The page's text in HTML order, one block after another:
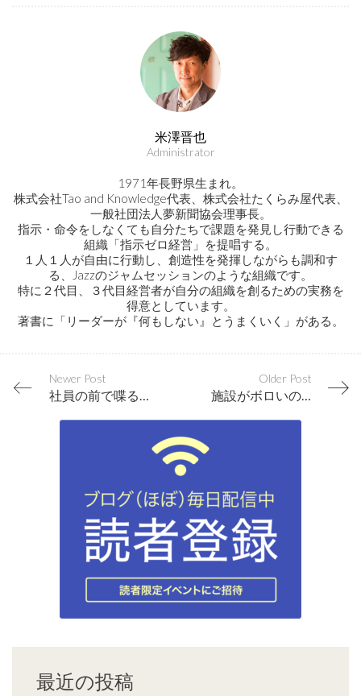
米澤晋也
Administrator
1971年長野県生まれ。
株式会社Tao and Knowledge代表、株式会社たくらみ屋代表、
一般社団法人夢新聞協会理事長。
指示・命令をしなくても自分たちで課題を発見し行動できる
組織「指示ゼロ経営」を提唱する。
１人１人が自由に行動し、創造性を発揮しながらも調和す
る、Jazzのジャムセッションのような組織です。
特に２代目、３代目経営者が自分の組織を創るための実務を
得意としています。
著書に「リーダーが『何もしない』とうまくいく」がある。
Newer Post
社員の前で喋るのが緊張する社長には絶対に読んで欲しい
Older Post
施設がボロいのにホスピタリティが高いホテルの人材育成
最近の投稿